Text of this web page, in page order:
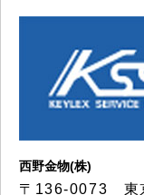
西野金物(株)
〒136-0073 東